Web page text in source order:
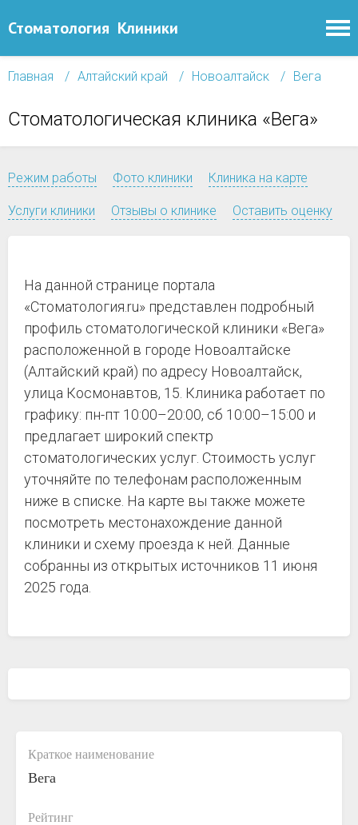
Стоматология Клиники
Главная Алтайский край Новоалтайск Вега
Стоматологическая клиника «Вега»
Режим работы Фото клиники Клиника на карте
Услуги клиники Отзывы о клинике Оставить оценку
На данной странице портала
«Стоматология.ru» представлен подробный
профиль стоматологической клиники «Вега»
расположенной в городе Новоалтайске
(Алтайский край) по адресу Новоалтайск,
улица Космонавтов, 15. Клиника работает по
графику: пн-пт 10:00–20:00, сб 10:00–15:00 и
предлагает широкий спектр
стоматологических услуг. Стоимость услуг
уточняйте по телефонам расположенным
ниже в списке. На карте вы также можете
посмотреть местонахождение данной
клиники и схему проезда к ней. Данные
собранны из открытых источников 11 июня
2025 года.
Краткое наименование
Вега
Рейтинг